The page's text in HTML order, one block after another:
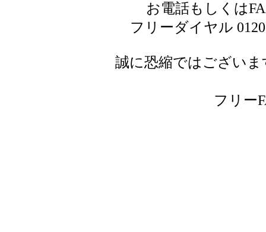
お電話もしくは
フリーダイヤル
誠に恐縮ではござい
フリー